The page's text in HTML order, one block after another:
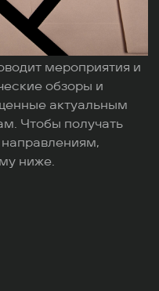
мероприятия и
обзоры и
актуальным
Чтобы получать
ниже.